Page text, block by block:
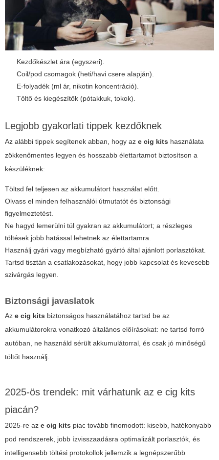
Kezdőkészlet ára (egyszeri).
Coil/pod csomagok (heti/havi csere alapján).
E-folyadék (ml ár, nikotin koncentráció).
Töltő és kiegészítők (pótakkuk, tokok).
Legjobb gyakorlati tippek kezdőknek
Az alábbi tippek segítenek abban, hogy az e cig kits használata
zökkenőmentes legyen és hosszabb élettartamot biztosítson a
készüléknek:
Töltsd fel teljesen az akkumulátort használat előtt.
Olvass el minden felhasználói útmutatót és biztonsági
figyelmeztetést.
Ne hagyd lemerülni túl gyakran az akkumulátort; a részleges
töltések jobb hatással lehetnek az élettartamra.
Használj gyári vagy megbízható gyártó által ajánlott porlasztókat.
Tartsd tisztán a csatlakozásokat, hogy jobb kapcsolat és kevesebb
szivárgás legyen.
Biztonsági javaslatok
Az e cig kits biztonságos használatához tartsd be az
akkumulátorokra vonatkozó általános előírásokat: ne tartsd forró
autóban, ne használd sérült akkumulátorral, és csak jó minőségű
töltőt használj.
2025-ös trendek: mit várhatunk az e cig kits
piacán?
2025-re az e cig kits piac tovább finomodott: kisebb, hatékonyabb
pod rendszerek, jobb ízvisszaadásra optimalizált porlasztók, és
intelligensebb töltési protokollok jellemzik a legnépszerűbb